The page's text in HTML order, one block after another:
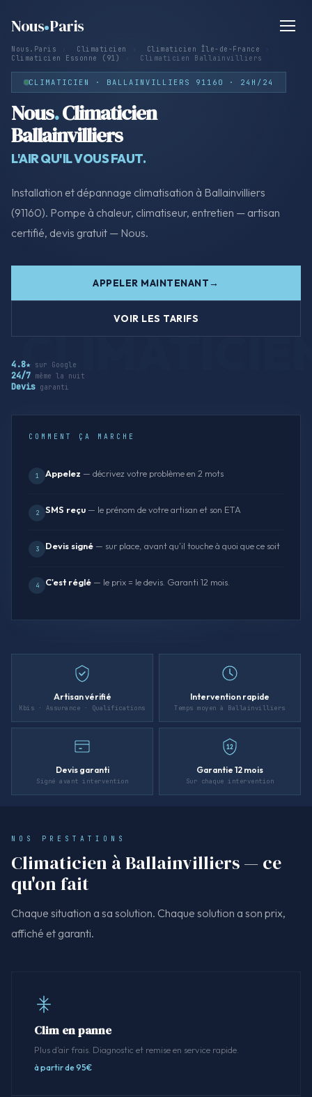
Nous Paris
Nous.Paris Climaticien Climaticien Île-de-France
Climaticien Essonne (91)
Climaticien Ballainvilliers
CLIMATICIEN · BALLAINVILLIERS 91160 · 24H/24
Nous.Climaticien
Ballainvilliers
L'AIR QU'IL VOUS FAUT.
Installation et dépannage climatisation à Ballainvilliers
(91160). Pompe à chaleur, climatiseur, entretien — artisan
certifié, devis gratuit — Nous.
APPELER MAINTENANT
VOIR LES TARIFS
4.8★ sur Google
24/7 même la nuit
Devis garanti
COMMENT ÇA MARCHE
1 Appelez — décrivez votre problème en 2 mots
2 SMS reçu — le prénom de votre artisan et son ETA
3 Devis signé — sur place, avant qu'il touche à quoi que ce soit
4 C'est réglé — le prix = le devis. Garanti 12 mois.
Artisan vérifié
Kbis · Assurance · Qualifications
Intervention rapide
Temps moyen à Ballainvilliers
Devis garanti
Signé avant intervention
12
Garantie 12 mois
Sur chaque intervention
NOS PRESTATIONS
Climaticien à Ballainvilliers — ce
qu'on fait
Chaque situation a sa solution. Chaque solution a son prix,
affiché et garanti.
Clim en panne
Plus d'air frais. Diagnostic et remise en service rapide.
à partir de 95€